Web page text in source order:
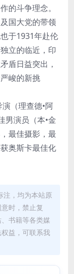
的斗争理念。
国大党的带领
于1931年赴伦
立的临近，印
盾日益突出，
峻的新挑
（理查德•阿
演员（本•金
最佳摄影，最
奥斯卡最佳化
注，均为本站原
时，禁止复
书籍等各类媒
益，可联系我